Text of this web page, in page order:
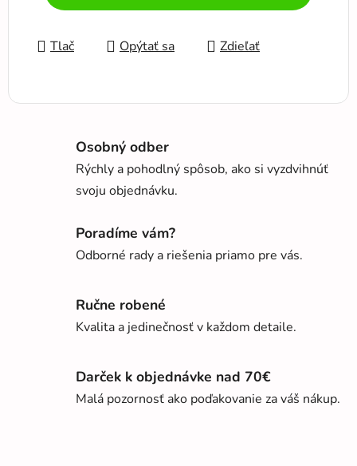
Tlač Opýtať sa Zdieľať
Osobný odber
Rýchly a pohodlný spôsob, ako si vyzdvihnúť
svoju objednávku.
Poradíme vám?
Odborné rady a riešenia priamo pre vás.
Ručne robené
Kvalita a jedinečnosť v každom detaile.
Darček k objednávke nad 70€
Malá pozornosť ako poďakovanie za váš nákup.